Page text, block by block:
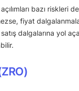
bazı riskleri
fiyat
dalgalarına yol